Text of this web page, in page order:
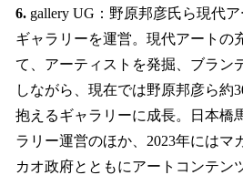
6. gallery UG：野原邦彦氏ら現代
ギャラリーを運営。現代アートの
て、アーティストを発掘、ブラン
しながら、現在では野原邦彦ら約
抱えるギャラリーに成長。日本橋
ラリー運営のほか、2023年にはマ
カオ政府とともにアートコンテン